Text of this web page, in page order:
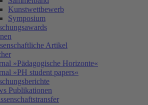
Kunstwettbewerb
Symposium
Artikel
»Pädagogische Horizonte«
»PH student papers«
Publikationen